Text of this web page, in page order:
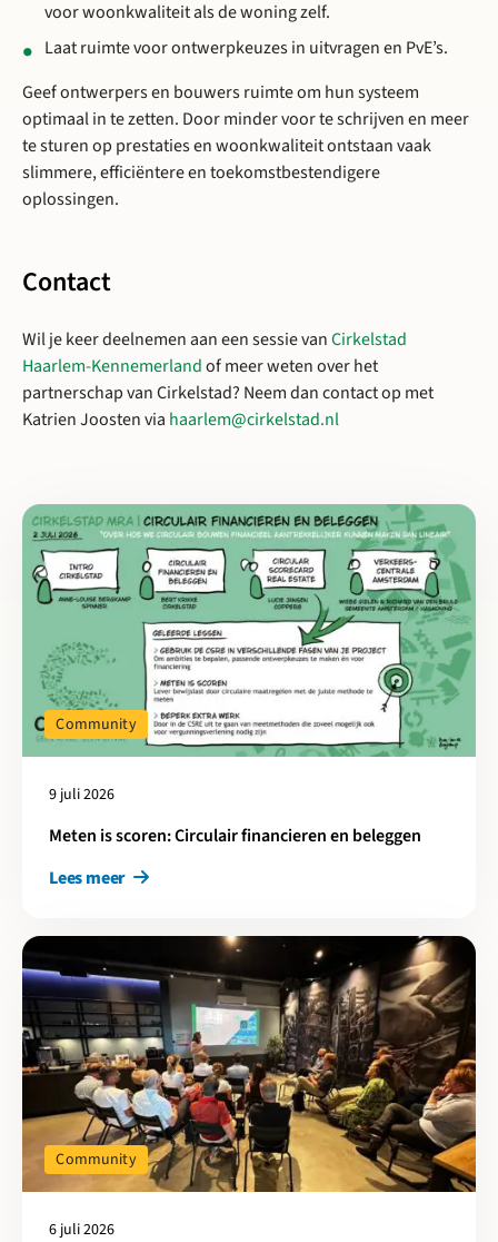
voor woonkwaliteit als de woning zelf.
Laat ruimte voor ontwerpkeuzes in uitvragen en PvE’s.
Geef ontwerpers en bouwers ruimte om hun systeem
optimaal in te zetten. Door minder voor te schrijven en meer
te sturen op prestaties en woonkwaliteit ontstaan vaak
slimmere, efficiëntere en toekomstbestendigere
oplossingen.
Contact
Wil je keer deelnemen aan een sessie vanCirkelstad
Haarlem-Kennemerlandof meer weten over het
partnerschap van Cirkelstad? Neem dan contact op met
Katrien Joosten via haarlem@cirkelstad.nl
9 juli 2026
Meten is scoren: Circulair financieren en beleggen
Community
Lees meer
Lees meer over Meten is scoren: Circulair financieren en
6 juli 2026
Community
Lees meer over Cirkelstad Brabant-West: Toekomstbestendig